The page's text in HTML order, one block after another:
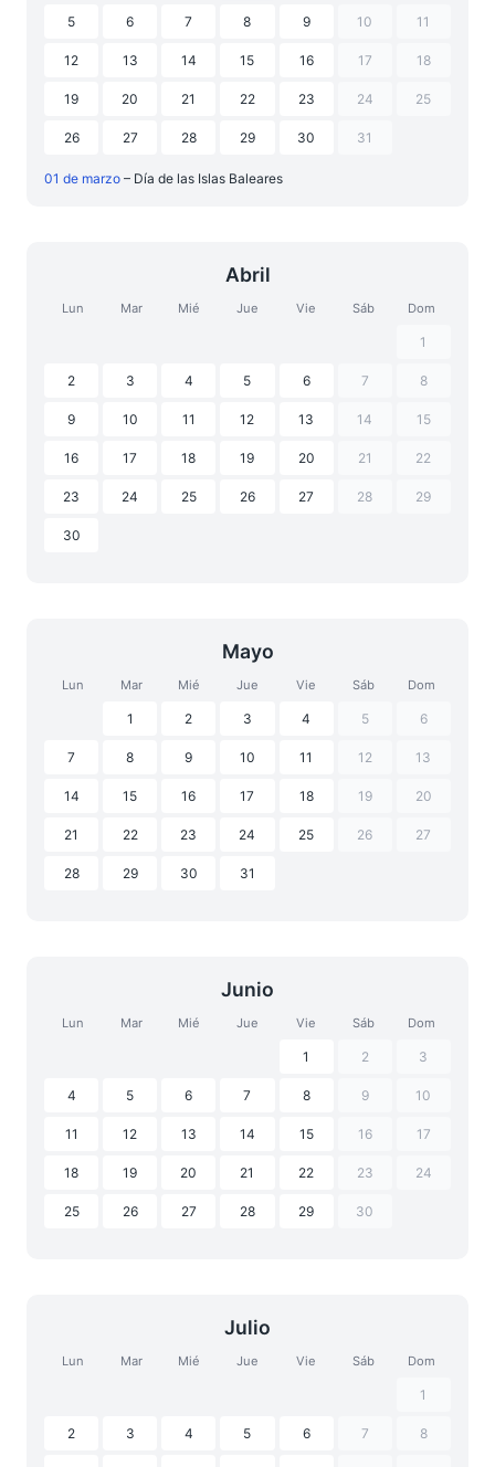
5 6 7 8 9 10 11
12 13 14 15 16 17 18
19 20 21 22 23 24 25
26 27 28 29 30 31
01 de marzo – Día de las Islas Baleares
Abril
Lun Mar Mié Jue Vie Sáb Dom
1
2 3 4 5 6 7 8
9 10 11 12 13 14 15
16 17 18 19 20 21 22
23 24 25 26 27 28 29
30
Mayo
Lun Mar Mié Jue Vie Sáb Dom
1 2 3 4 5 6
7 8 9 10 11 12 13
14 15 16 17 18 19 20
21 22 23 24 25 26 27
28 29 30 31
Junio
Lun Mar Mié Jue Vie Sáb Dom
1 2 3
4 5 6 7 8 9 10
11 12 13 14 15 16 17
18 19 20 21 22 23 24
25 26 27 28 29 30
Julio
Lun Mar Mié Jue Vie Sáb Dom
1
2 3 4 5 6 7 8